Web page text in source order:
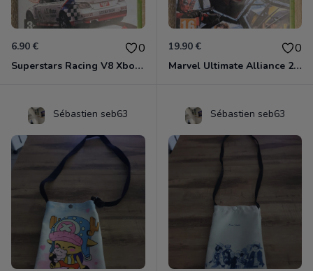
6.90 € 0
Superstars Racing V8 Xbox 360
19.90 € 0
Marvel Ultimate Alliance 2 Xbox 360
Sébastien seb63 Sébastien seb63